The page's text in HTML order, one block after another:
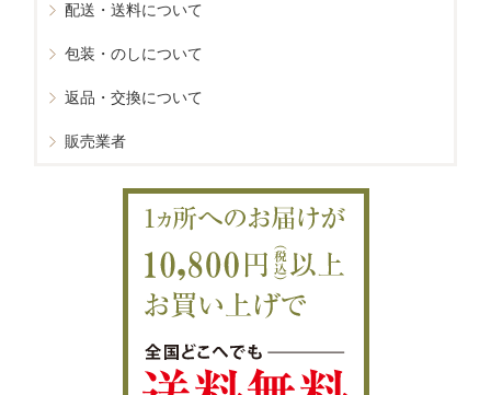
配送・送料について
包装・のしについて
返品・交換について
販売業者